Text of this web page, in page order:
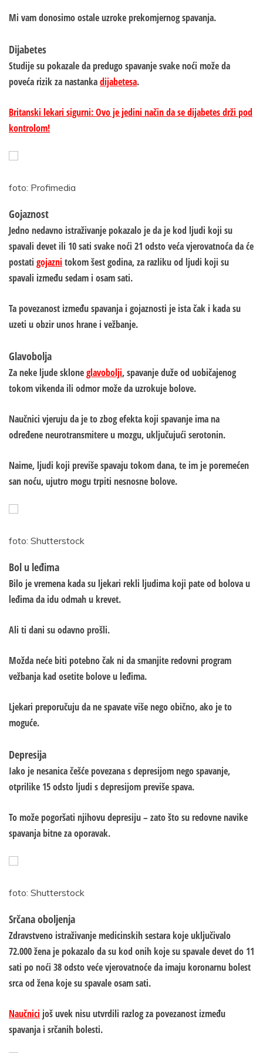
Mi vam donosimo ostale uzroke prekomjernog spavanja.
Dijabetes
Studije su pokazale da predugo spavanje svake noći može da
poveća rizik za nastankadijabetesa.
Britanski lekari sigurni: Ovo je jedini način da se dijabetes drži pod
kontrolom!
foto: Profimedia
Gojaznost
Jedno nedavno istraživanje pokazalo je da je kod ljudi koji su
spavali devet ili 10 sati svake noći 21 odsto veća vjerovatnoća da će
postati gojazni tokom šest godina, za razliku od ljudi koji su
spavali između sedam i osam sati.
Ta povezanost između spavanja i gojaznosti je ista čak i kada su
uzeti u obzir unos hrane i vežbanje.
Glavobolja
Za neke ljude skloneglavobolji, spavanje duže od uobičajenog
tokom vikenda ili odmor može da uzrokuje bolove.
Naučnici vjeruju da je to zbog efekta koji spavanje ima na
određene neurotransmitere u mozgu, uključujući serotonin.
Naime, ljudi koji previše spavaju tokom dana, te im je poremećen
san noću, ujutro mogu trpiti nesnosne bolove.
foto: Shutterstock
Bol u leđima
Bilo je vremena kada su ljekari rekli ljudima koji pate od bolova u
leđima da idu odmah u krevet.
Ali ti dani su odavno prošli.
Možda neće biti potebno čak ni da smanjite redovni program
vežbanja kad osetite bolove u leđima.
Ljekari preporučuju da ne spavate više nego obično, ako je to
moguće.
Depresija
Iako je nesanica češće povezana s depresijom nego spavanje,
otprilike 15 odsto ljudi s depresijom previše spava.
To može pogoršati njihovu depresiju – zato što su redovne navike
spavanja bitne za oporavak.
foto: Shutterstock
Srčana oboljenja
Zdravstveno istraživanje medicinskih sestara koje uključivalo
72.000 žena je pokazalo da su kod onih koje su spavale devet do 11
sati po noći 38 odsto veće vjerovatnoće da imaju koronarnu bolest
srca od žena koje su spavale osam sati.
Naučnici još uvek nisu utvrdili razlog za povezanost između
spavanja i srčanih bolesti.